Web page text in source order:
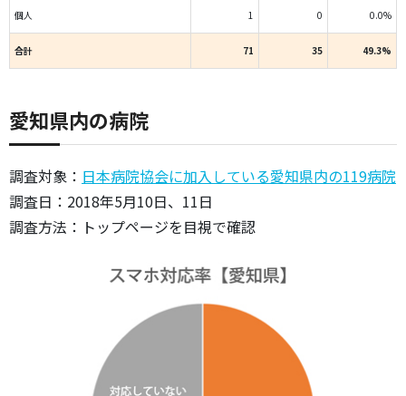
個人 1 0 0.0%
合計 71 35 49.3%
愛知県内の病院
調査対象： 日本病院協会に加入している愛知県内の119病院
調査日：2018年5月10日、11日
調査方法：トップページを目視で確認